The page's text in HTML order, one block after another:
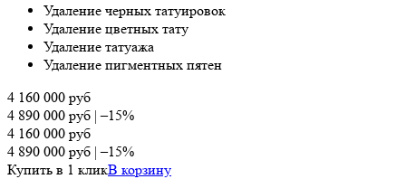
Удаление черных татуировок
Удаление цветных тату
Удаление татуажа
Удаление пигментных пятен
4 160 000 руб
4 890 000 руб |–15%
4 160 000 руб
4 890 000 руб |–15%
Купить в 1 кликВ корзину